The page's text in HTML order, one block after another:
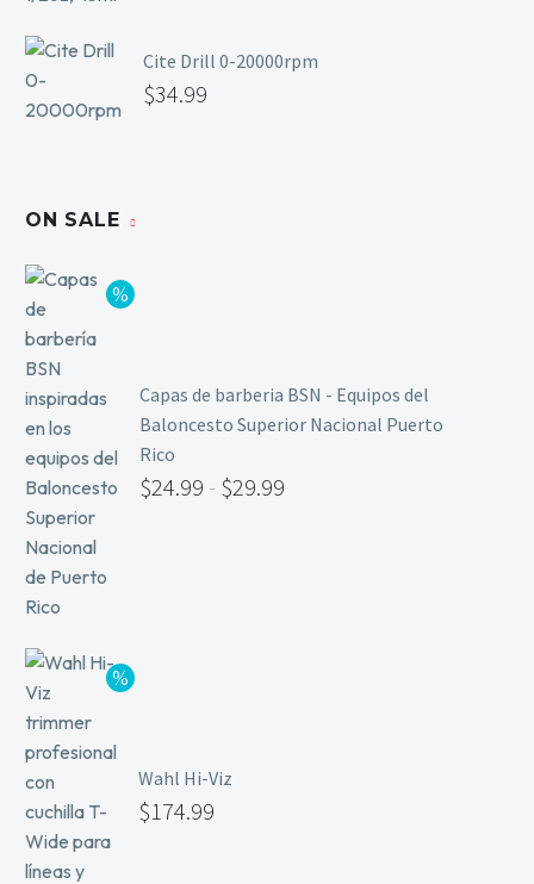
Cite Drill 0-20000rpm
$34.99
ON SALE
Capas de barberia BSN - Equipos del
Baloncesto Superior Nacional Puerto
Rico
$24.99 - $29.99
Wahl Hi-Viz
$174.99